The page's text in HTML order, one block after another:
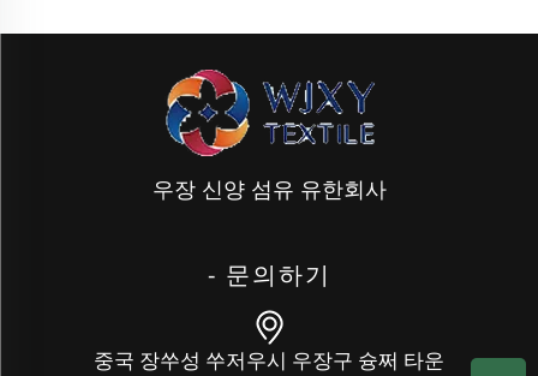
우장 신양 섬유 유한회사
- 문의하기
중국 장쑤성 쑤저우시 우장구 슝쩌 타운